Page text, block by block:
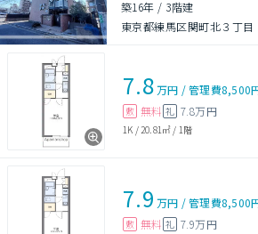
築16年 / 3階建
東京都練馬区関町北３丁目
7.8万円 /管理費8,500
敷 無料 礼 7.8万円
1K / 20.81㎡ / 1階
7.9 万円 /管理費8,500
敷 無料 礼 7.9万円